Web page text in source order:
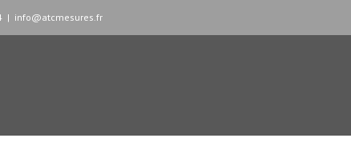
| info@atcmesures.fr